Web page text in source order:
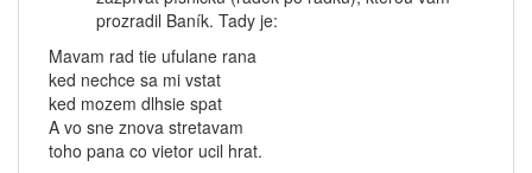
prozradil Baník. Tady je:
Mavam rad tie ufulane rana
ked nechce sa mi vstat
ked mozem dlhsie spat
A vo sne znova stretavam
toho pana co vietor ucil hrat.